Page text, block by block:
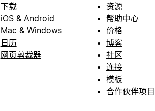
下载
iOS & Android
Mac & Windows
日历
网页剪裁器
资源
帮助中心
价格
博客
社区
连接
模板
合作伙伴项目